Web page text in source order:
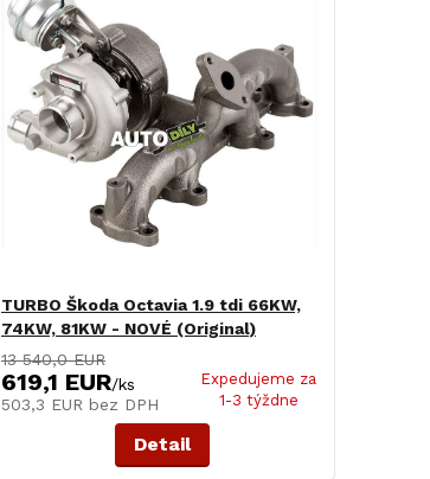
TURBO Škoda Octavia 1.9 tdi 66KW,
74KW, 81KW - NOVÉ (Original)
13 540,0 EUR
619,1 EUR/ks
503,3 EUR bez DPH
Expedujeme za
1-3 týždne
Detail